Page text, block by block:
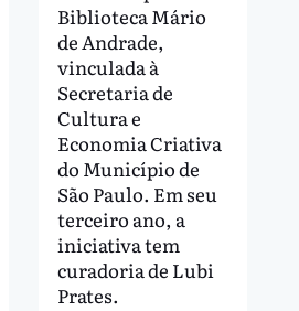
Biblioteca Mário
de Andrade,
vinculada à
Secretaria de
Cultura e
Economia Criativa
do Município de
São Paulo. Em seu
terceiro ano, a
iniciativa tem
curadoria de Lubi
Prates.